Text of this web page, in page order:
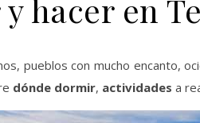
y hacer en
pueblos con mucho encanto,
dónde dormir, actividades a